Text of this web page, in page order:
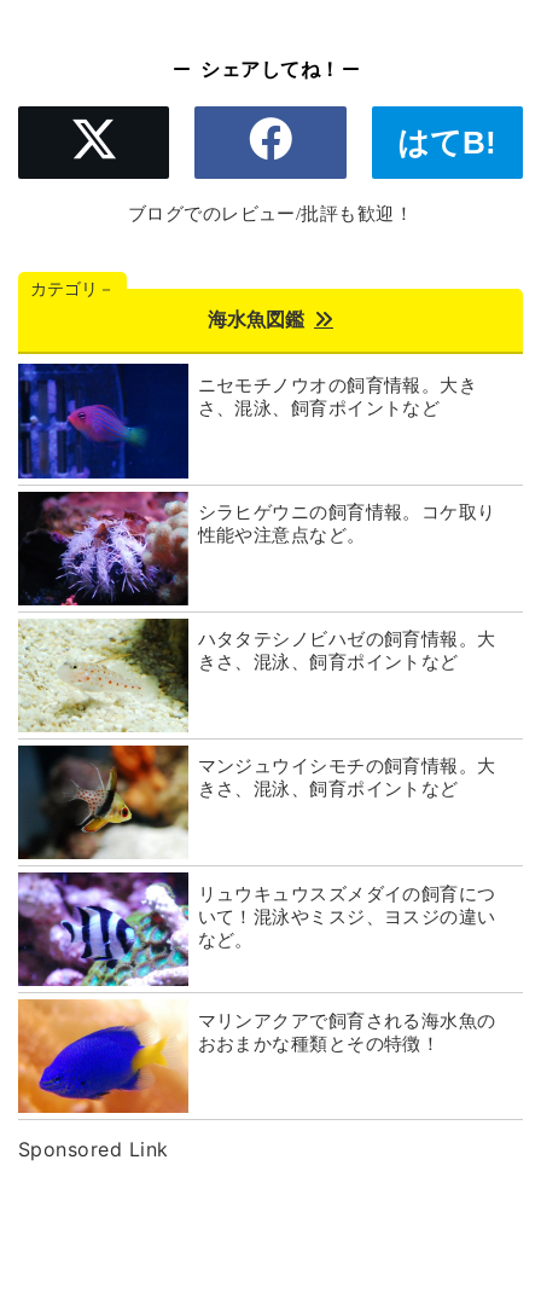
シェアしてね！
はてB!
ブログでのレビュー/批評も歓迎！
カテゴリ－
海水魚図鑑
ニセモチノウオの飼育情報。大き
さ、混泳、飼育ポイントなど
シラヒゲウニの飼育情報。コケ取り
性能や注意点など。
ハタタテシノビハゼの飼育情報。大
きさ、混泳、飼育ポイントなど
マンジュウイシモチの飼育情報。大
きさ、混泳、飼育ポイントなど
リュウキュウスズメダイの飼育につ
いて！混泳やミスジ、ヨスジの違い
など。
マリンアクアで飼育される海水魚の
おおまかな種類とその特徴！
Sponsored Link